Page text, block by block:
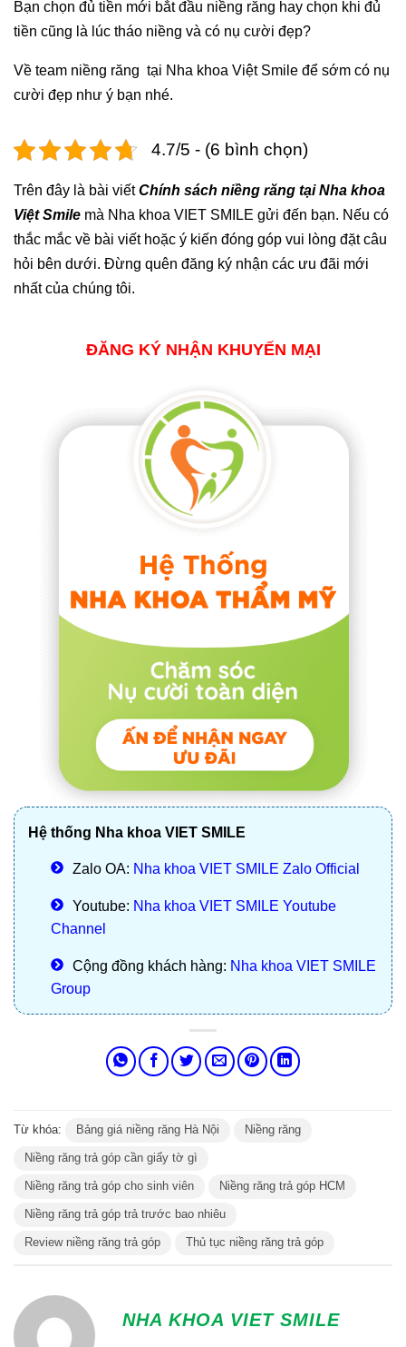
Bạn chọn đủ tiền mới bắt đầu niềng răng hay chọn khi đủ
tiền cũng là lúc tháo niềng và có nụ cười đẹp?
Về team niềng răng tại Nha khoa Việt Smile để sớm có nụ
cười đẹp như ý bạn nhé.
4.7/5 - (6 bình chọn)
Trên đây là bài viếtChính sách niềng răng tại Nha khoa
Việt Smile mà Nha khoa VIET SMILE gửi đến bạn. Nếu có
thắc mắc về bài viết hoặc ý kiến đóng góp vui lòng đặt câu
hỏi bên dưới. Đừng quên đăng ký nhận các ưu đãi mới
nhất của chúng tôi.
ĐĂNG KÝ NHẬN KHUYẾN MẠI
Hệ thống Nha khoa VIET SMILE
Zalo OA: Nha khoa VIET SMILE Zalo Official
Youtube: Nha khoa VIET SMILE Youtube
Channel
Cộng đồng khách hàng: Nha khoa VIET SMILE
Group
Từ khóa: Bảng giá niềng răng Hà Nội Niềng răng
Niềng răng trả góp cần giấy tờ gì
Niềng răng trả góp cho sinh viên Niềng răng trả góp HCM
Niềng răng trả góp trả trước bao nhiêu
Review niềng răng trả góp Thủ tục niềng răng trả góp
NHA KHOA VIET SMILE